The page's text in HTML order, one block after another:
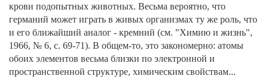
крови подопытных животных. Весьма вероятно, что
германий может играть в живых организмах ту же роль, что
и его ближайший аналог - кремний (см. "Химию и жизнь",
1966, № 6, с. 69-71). В общем-то, это закономерно: атомы
обоих элементов весьма близки по электронной и
пространственной структуре, химическим свойствам...